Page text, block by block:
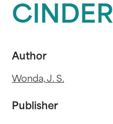
CINDER
Author
Wonda, J. S.
Publisher